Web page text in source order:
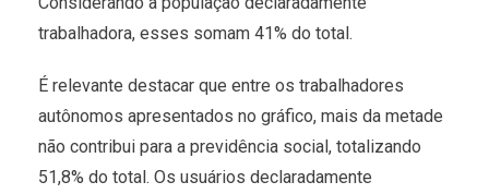
trabalhadora, esses somam 41% do total.
É relevante destacar que entre os trabalhadores
autônomos apresentados no gráfico, mais da metade
não contribui para a previdência social, totalizando
51,8% do total. Os usuários declaradamente